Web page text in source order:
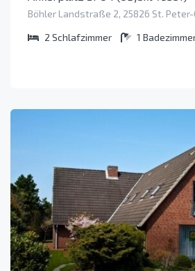
Böhler Landstraße 2, 25826 St.
2 Schlafzimmer 1